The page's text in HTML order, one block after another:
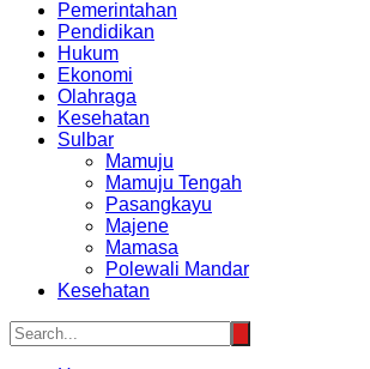
Pemerintahan
Pendidikan
Hukum
Ekonomi
Olahraga
Kesehatan
Sulbar
Mamuju
Mamuju Tengah
Pasangkayu
Majene
Mamasa
Polewali Mandar
Kesehatan